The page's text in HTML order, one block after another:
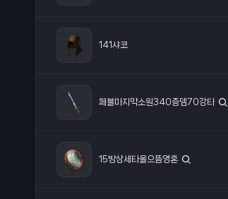
141샤코
페블마지막소원340증뎀70강타
15방상세타올으뜸영혼